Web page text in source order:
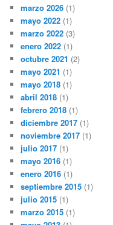
marzo 2026 (1)
mayo 2022 (1)
marzo 2022 (3)
enero 2022 (1)
octubre 2021 (2)
mayo 2021 (1)
mayo 2018 (1)
abril 2018 (1)
febrero 2018 (1)
diciembre 2017 (1)
noviembre 2017 (1)
julio 2017 (1)
mayo 2016 (1)
enero 2016 (1)
septiembre 2015 (1)
julio 2015 (1)
marzo 2015 (1)